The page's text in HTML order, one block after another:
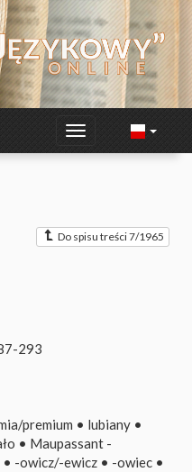
Do spisu treści 7/1965
293
premium • lubiany •
• Maupassant -
• -owicz/-ewicz • -owiec •